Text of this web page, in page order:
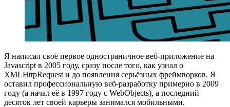
Я написал своё первое одностраничное веб-приложение на
Javascript в 2005 году, сразу после того, как узнал о
XMLHttpRequest и до появления серьёзных фреймворков. Я
оставил профессиональную веб-разработку примерно в 2009
году (а начал её в 1997 году с WebObjects), а последний
десяток лет своей карьеры занимался мобильными.